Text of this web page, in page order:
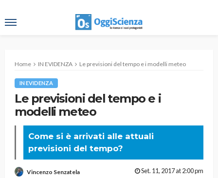
Home IN EVIDENZA Le previsioni del tempo e i modelli meteo
IN EVIDENZA
Le previsioni del tempo e i
modelli meteo
Come si è arrivati alle attuali
previsioni del tempo?
Vincenzo Senzatela Set. 11, 2017 at 2:00 pm